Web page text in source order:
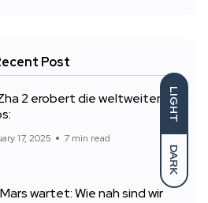
LIGHT
DARK
Post
2 erobert die weltweiten
17, 2025 7 min read
wartet: Wie nah sind wir